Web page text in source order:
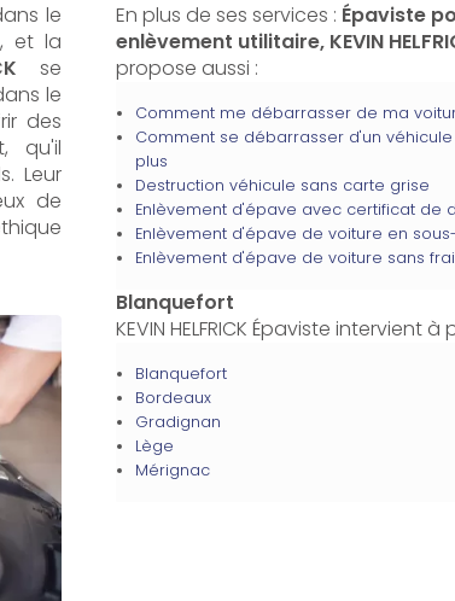
le
et la
se
le
des
qu'il
Leur
de
En plus de ses services : Épaviste
enlèvement utilitaire, KEVIN
propose aussi :
Comment me débarrasser de ma
Comment se débarrasser d'un
plus
Destruction véhicule sans carte grise
Enlèvement d'épave avec certificat de
Enlèvement d'épave de voiture en
Enlèvement d'épave de voiture sans
Blanquefort
KEVIN HELFRICK Épaviste intervient
Blanquefort
Bordeaux
Gradignan
Lège
Mérignac